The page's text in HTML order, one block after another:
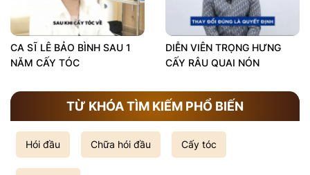
CA SĨ LÊ BẢO BÌNH SAU 1
NĂM CẤY TÓC
DIỄN VIÊN TRỌNG HƯNG
CẤY RÂU QUAI NÓN
TỪ KHÓA TÌM KIẾM PHỔ BIẾN
Hói đầu Chữa hói đầu Cấy tóc